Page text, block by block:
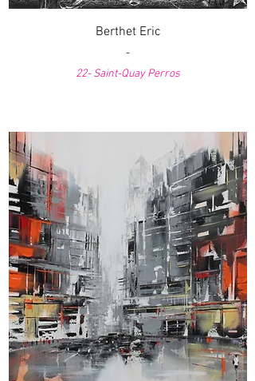
Berthet Eric
-
22- Saint-Quay Perros